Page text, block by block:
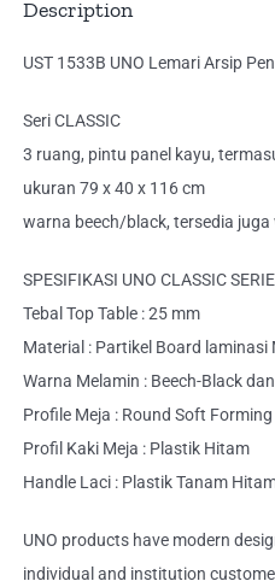
Description
UST 1533B UNO Lemari Arsip
Seri CLASSIC
3 ruang, pintu panel kayu,
ukuran 79 x 40 x 116 cm
warna beech/black, tersedia juga
SPESIFIKASI UNO CLASSIC
Tebal Top Table : 25 mm
Material : Partikel Board laminasi
Warna Melamin : Beech-Black
Profile Meja : Round Soft Forming
Profil Kaki Meja : Plastik Hitam
Handle Laci : Plastik Tanam
UNO products have modern
individual and institution